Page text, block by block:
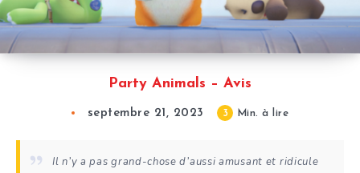
Party Animals – Avis
septembre 21, 2023 3 Min. à lire
Il n’y a pas grand-chose d’aussi amusant et ridicule